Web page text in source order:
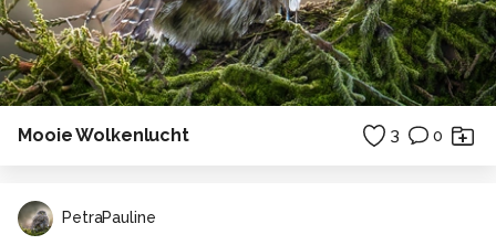
Mooie Wolkenlucht 3 0
PetraPauline